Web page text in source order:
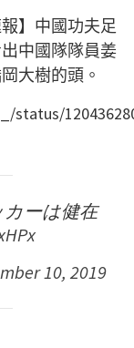
】中國功夫足
中國隊隊員姜
大樹的頭。
status/
カーは健在
10, 2019